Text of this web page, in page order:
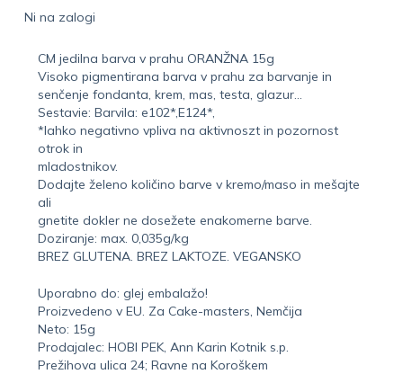
Ni na zalogi
CM jedilna barva v prahu ORANŽNA 15g
Visoko pigmentirana barva v prahu za barvanje in
senčenje fondanta, krem, mas, testa, glazur…
Sestavie: Barvila: e102*,E124*,
*lahko negativno vpliva na aktivnoszt in pozornost
otrok in
mladostnikov.
Dodajte želeno količino barve v kremo/maso in mešajte
ali
gnetite dokler ne dosežete enakomerne barve.
Doziranje: max. 0,035g/kg
BREZ GLUTENA. BREZ LAKTOZE. VEGANSKO
Uporabno do: glej embalažo!
Proizvedeno v EU. Za Cake-masters, Nemčija
Neto: 15g
Prodajalec: HOBI PEK, Ann Karin Kotnik s.p.
Prežihova ulica 24; Ravne na Koroškem